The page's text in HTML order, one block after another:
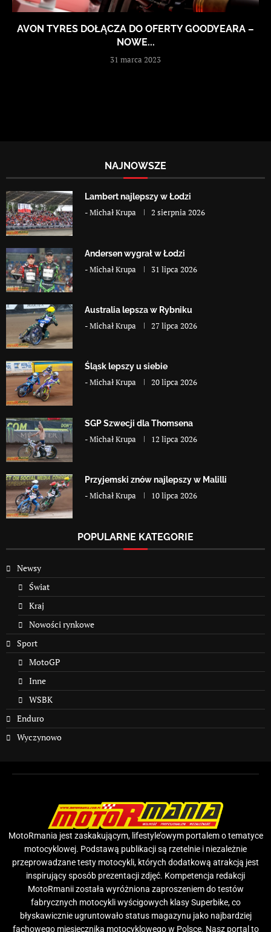
AVON TYRES DOŁĄCZA DO OFERTY GOODYEARA –
NOWE...
31 marca 2023
NAJNOWSZE
Lambert najlepszy w Łodzi
-Michał Krupa 2 sierpnia 2026
Andersen wygrał w Łodzi
-Michał Krupa 31 lipca 2026
Australia lepsza w Rybniku
-Michał Krupa 27 lipca 2026
Śląsk lepszy u siebie
-Michał Krupa 20 lipca 2026
SGP Szwecji dla Thomsena
-Michał Krupa 12 lipca 2026
Przyjemski znów najlepszy w Malilli
-Michał Krupa 10 lipca 2026
POPULARNE KATEGORIE
Newsy
Świat
Kraj
Nowości rynkowe
Sport
MotoGP
Inne
WSBK
Enduro
Wyczynowo
MotoRmania jest zaskakującym, lifestyle’owym portalem o tematyce
motocyklowej. Podstawą publikacji są rzetelnie i niezależnie
przeprowadzane testy motocykli, których dodatkową atrakcją jest
inspirujący sposób prezentacji zdjęć. Kompetencja redakcji
MotoRmanii została wyróżniona zaproszeniem do testów
fabrycznych motocykli wyścigowych klasy Superbike, co
błyskawicznie ugruntowało status magazynu jako najbardziej
fachowego miesięcznika motocyklowego w Polsce. Nasz portal to